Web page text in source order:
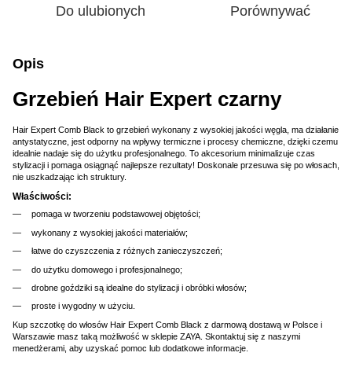
Do ulubionych Porównywać
Opis
Grzebień Hair Expert czarny
Hair Expert Comb Black to grzebień wykonany z wysokiej jakości węgla, ma działanie
antystatyczne, jest odporny na wpływy termiczne i procesy chemiczne, dzięki czemu
idealnie nadaje się do użytku profesjonalnego. To akcesorium minimalizuje czas
stylizacji i pomaga osiągnąć najlepsze rezultaty! Doskonale przesuwa się po włosach,
nie uszkadzając ich struktury.
Właściwości:
pomaga w tworzeniu podstawowej objętości;
wykonany z wysokiej jakości materiałów;
łatwe do czyszczenia z różnych zanieczyszczeń;
do użytku domowego i profesjonalnego;
drobne goździki są idealne do stylizacji i obróbki włosów;
proste i wygodny w użyciu.
Kup szczotkę do włosów Hair Expert Comb Black z darmową dostawą w Polsce i
Warszawie masz taką możliwość w sklepie ZAYA. Skontaktuj się z naszymi
menedżerami, aby uzyskać pomoc lub dodatkowe informacje.